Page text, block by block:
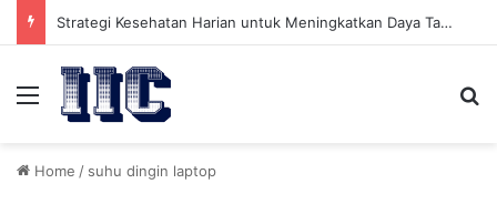
Strategi Kesehatan Harian untuk Meningkatkan Daya Tahan Tubuh dalam Beraktivitas
Menu
Home / suhu dingin laptop